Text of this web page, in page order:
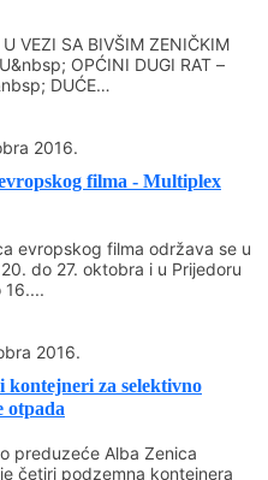
koji su upisani u
gazdinstva i
Grada Zenica. -
koji je
u periodu od
&nbsp; -
zakupio parcelu na
zasada .
VEZI SA BIVŠIM ZENIČKIM
OPĆINI DUGI RAT –
DUĆE
2016.
filma - Multiplex
evropskog filma održava se u
do 27. oktobra i u Prijedoru
2016.
kontejneri za selektivno
otpada
preduzeće Alba Zenica
četiri podzemna kontejnera